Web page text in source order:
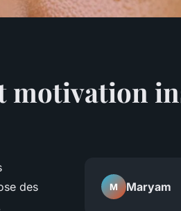
motivation
des
M Maryam